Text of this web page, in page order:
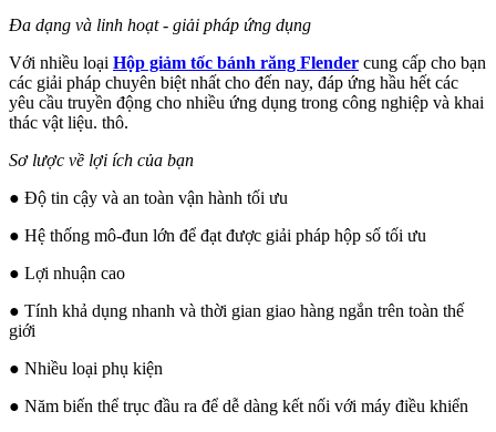
Đa dạng và linh hoạt - giải pháp ứng dụng
Với nhiều loại Hộp giảm tốc bánh răng Flender cung cấp cho bạn
các giải pháp chuyên biệt nhất cho đến nay, đáp ứng hầu hết các
yêu cầu truyền động cho nhiều ứng dụng trong công nghiệp và khai
thác vật liệu. thô.
Sơ lược về lợi ích của bạn
● Độ tin cậy và an toàn vận hành tối ưu
● Hệ thống mô-đun lớn để đạt được giải pháp hộp số tối ưu
● Lợi nhuận cao
● Tính khả dụng nhanh và thời gian giao hàng ngắn trên toàn thế
giới
● Nhiều loại phụ kiện
● Năm biến thể trục đầu ra để dễ dàng kết nối với máy điều khiển